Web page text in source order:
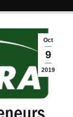
:
Oct
9
2019